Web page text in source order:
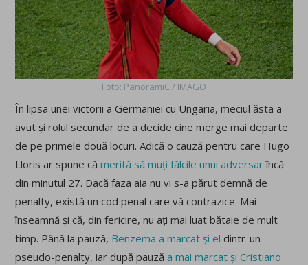
Foto: PanoramiC / IMAGO
În lipsa unei victorii a Germaniei cu Ungaria, meciul ăsta a
avut și rolul secundar de a decide cine merge mai departe
de pe primele două locuri. Adică o cauză pentru care Hugo
Lloris ar spune cămerită să muți fălcile unui adversarîncă
din minutul 27. Dacă faza aia nu vi s-a părut demnă de
penalty, există un cod penal care vă contrazice. Mai
înseamnă și că, din fericire, nu ați mai luat bătaie de mult
timp. Până la pauză, Benzema a marcat și el dintr-un
pseudo-penalty, iar după pauzăa mai marcat și Cristiano